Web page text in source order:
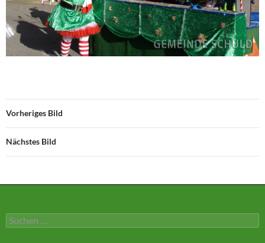
Vorheriges Bild
Nächstes Bild
Suchen
nach: